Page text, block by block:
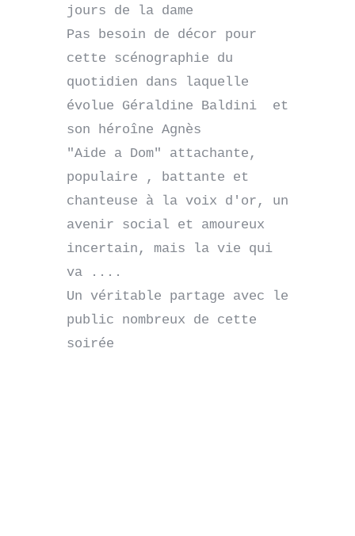
jours de la dame
Pas besoin de décor pour
cette scénographie du
quotidien dans laquelle
évolue Géraldine Baldini  et
son héroîne Agnès
"Aide a Dom" attachante,
populaire , battante et
chanteuse à la voix d'or, un
avenir social et amoureux
incertain, mais la vie qui
va ....
Un véritable partage avec le
public nombreux de cette
soirée